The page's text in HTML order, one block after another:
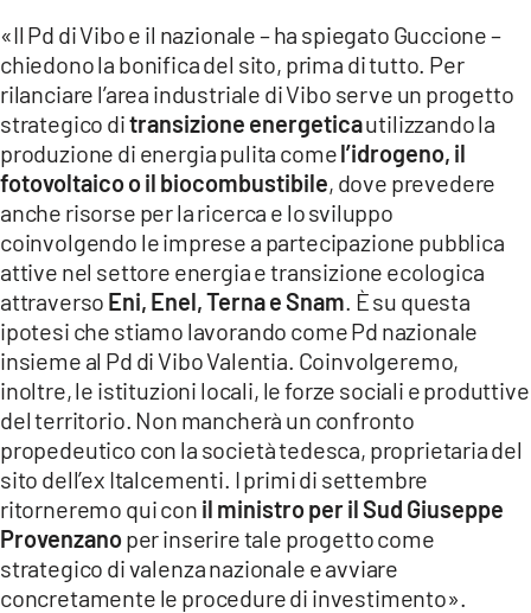
ILVIBONESE.IT
CATANZAROCHANNEL.IT
LACAPITALENEWS.IT
App
ANDROID
APPLE
«Il Pd di Vibo e il nazionale – ha spiegato Guccione –
chiedono la bonifica del sito, prima di tutto. Per
rilanciare l’area industriale di Vibo serve un progetto
strategico ditransizione energeticautilizzando la
produzione di energia pulita comel’idrogeno, il
fotovoltaico o il biocombustibile, dove prevedere
anche risorse per la ricerca e lo sviluppo
coinvolgendo le imprese a partecipazione pubblica
attive nel settore energia e transizione ecologica
attraverso Eni, Enel, Terna e Snam . È su questa
ipotesi che stiamo lavorando come Pd nazionale
insieme al Pd di Vibo Valentia. Coinvolgeremo,
inoltre, le istituzioni locali, le forze sociali e produttive
del territorio. Non mancherà un confronto
propedeutico con la società tedesca, proprietaria del
sito dell’ex Italcementi. I primi di settembre
ritorneremo qui con il ministro per il Sud Giuseppe
Provenzanoper inserire tale progetto come
strategico di valenza nazionale e avviare
concretamente le procedure di investimento».